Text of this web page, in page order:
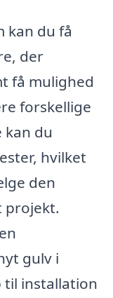
kan du få
der
få mulighed
forskellige
kan du
hvilket
den
projekt.
gulv i
til installation